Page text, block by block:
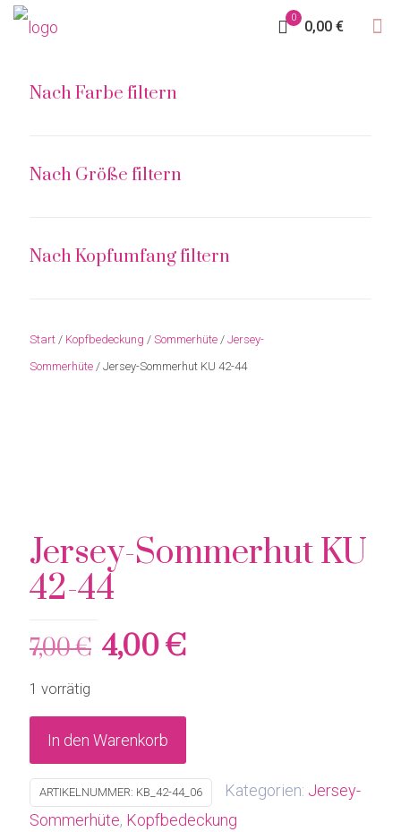
0
0,00 €
Jersey-Sommerhut KU
42-44
7,00€ Ursprünglicher
7,00 €
4,00€Aktueller
4,00 €.
1 vorrätig
In den Warenkorb
ARTIKELNUMMER: KB_42-44_06 Kategorien: Jersey-
Sommerhüte, Kopfbedeckung
Nach Farbe filtern
Nach Größe filtern
Nach Kopfumfang filtern
Start / Kopfbedeckung / Sommerhüte / Jersey-
Sommerhüte / Jersey-Sommerhut KU 42-44